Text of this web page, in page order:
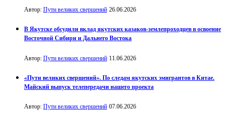
Автор: Пути великих свершений 26.06.2026
В Якутске обсудили вклад якутских казаков-землепроходцев в освоение
Восточной Сибири и Дальнего Востока
Автор: Пути великих свершений 11.06.2026
«Пути великих свершений». По следам якутских эмигрантов в Китае.
Майский выпуск телепередачи нашего проекта
Автор: Пути великих свершений 07.06.2026